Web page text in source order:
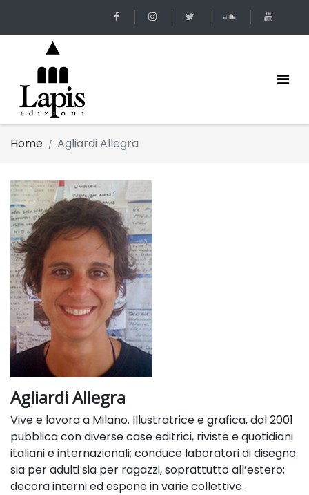
Home Agliardi Allegra
Agliardi Allegra
Vive e lavora a Milano. Illustratrice e grafica, dal 2001
pubblica con diverse case editrici, riviste e quotidiani
italiani e internazionali; conduce laboratori di disegno
sia per adulti sia per ragazzi, soprattutto all’estero;
decora interni ed espone in varie collettive.